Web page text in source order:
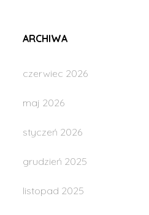
ARCHIWA
czerwiec 2026
maj 2026
styczeń 2026
grudzień 2025
listopad 2025